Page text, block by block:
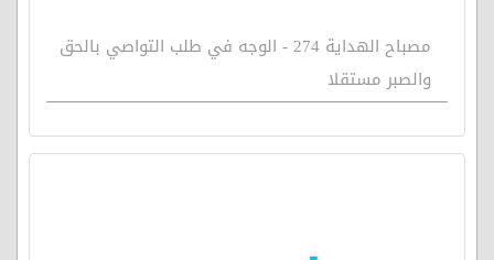
مصباح الهداية 274 - الوجه في طلب التواصي بالحق
والصبر مستقلا